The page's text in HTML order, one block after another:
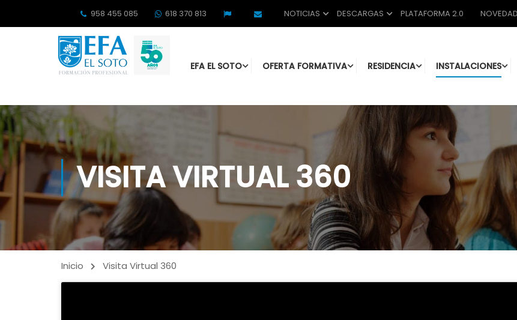
958 455 085 618 370 813 NOTICIAS DESCARGAS PLATAFORMA 2.0
EFA EL SOTO OFERTA FORMATIVA RESIDENCIA INSTALACIONES
VISITA VIRTUAL 360
Inicio Visita Virtual 360